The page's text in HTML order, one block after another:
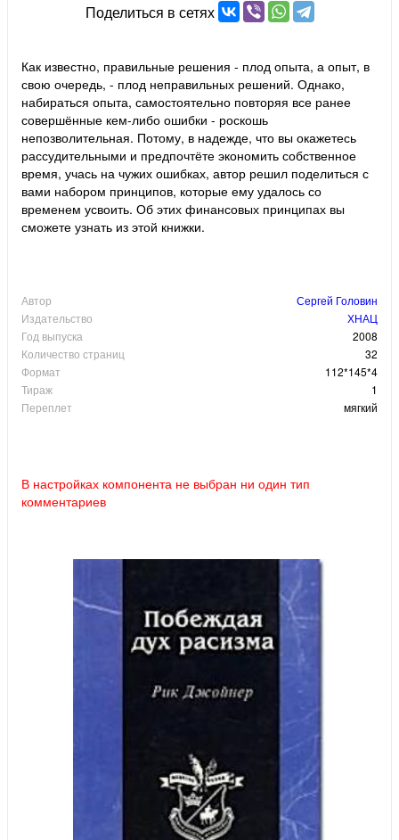
Поделиться в сетях
Как известно, правильные решения - плод опыта, а опыт, в
свою очередь, - плод неправильных решений. Однако,
набираться опыта, самостоятельно повторяя все ранее
совершённые кем-либо ошибки - роскошь
непозволительная. Потому, в надежде, что вы окажетесь
рассудительными и предпочтёте экономить собственное
время, учась на чужих ошибках, автор решил поделиться с
вами набором принципов, которые ему удалось со
временем усвоить. Об этих финансовых принципах вы
сможете узнать из этой книжки.
Автор
Сергей Головин
Издательство
ХНАЦ
Год выпуска
2008
Количество страниц
32
Формат
112*145*4
Тираж
1
Переплет
мягкий
В настройках компонента не выбран ни один тип
комментариев